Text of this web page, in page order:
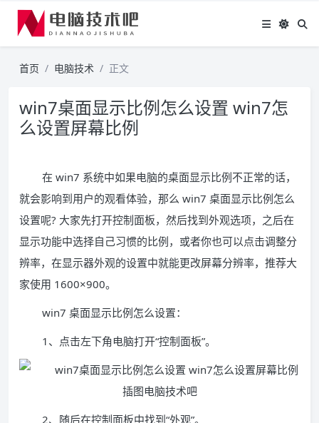
首页 电脑技术 正文
win7桌面显示比例怎么设置 win7怎
么设置屏幕比例
在 win7 系统中如果电脑的桌面显示比例不正常的话，
就会影响到用户的观看体验，那么 win7 桌面显示比例怎么
设置呢? 大家先打开控制面板，然后找到外观选项，之后在
显示功能中选择自己习惯的比例，或者你也可以点击调整分
辨率，在显示器外观的设置中就能更改屏幕分辨率，推荐大
家使用 1600×900。
win7 桌面显示比例怎么设置：
1、点击左下角电脑打开“控制面板”。
2、随后在控制面板中找到“外观”。